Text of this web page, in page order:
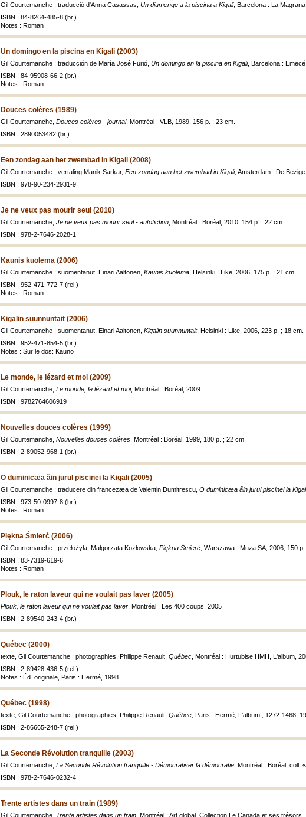
Gil Courtemanche ; traducció d'Anna Casassas, Un diumenge a la piscina a Kigali, Barcelona : La
ISBN : 84-8264-485-8 (br.)
Notes : Roman
Un domingo en la piscina en Kigali (2003)
Gil Courtemanche ; traducción de María José Furió, Un domingo en la piscina en Kigali, Barcelona :
ISBN : 84-95908-66-2 (br.)
Notes : Roman
Douces colères (1989)
Gil Courtemanche, Douces colères - journal, Montréal : VLB, 1989, 156 p. ; 23 cm.
ISBN : 2890053482 (br.)
Een zondag aan het zwembad in Kigali (2008)
Gil Courtemanche ; vertaling Manik Sarkar, Een zondag aan het zwembad in Kigali, Amsterdam : De
ISBN : 978-90-234-2931-9
Je ne veux pas mourir seul (2010)
Gil Courtemanche, Je ne veux pas mourir seul - autofiction , Montréal : Boréal, 2010, 154 p. ; 22 cm.
ISBN : 978-2-7646-2028-1
Kaunis kuolema (2006)
Gil Courtemanche ; suomentanut, Einari Aaltonen, Kaunis kuolema , Helsinki : Like, 2006, 175 p. ; 21 cm.
ISBN : 952-471-772-7 (rel.)
Notes : Roman
Kigalin suunnuntait (2006)
Gil Courtemanche ; suomentanut, Einari Aaltonen, Kigalin suunnuntait, Helsinki : Like, 2006, 223 p. ; 18 cm.
ISBN : 952-471-854-5 (br.)
Notes : Sur le dos: Kauno
Le monde, le lézard et moi (2009)
Gil Courtemanche, Le monde, le lézard et moi, Montréal : Boréal, 2009
ISBN : 9782764606919
Nouvelles douces colères (1999)
Gil Courtemanche, Nouvelles douces colères , Montréal : Boréal, 1999, 180 p. ; 22 cm.
ISBN : 2-89052-968-1 (br.)
O duminicæa ãin jurul piscinei la Kigali (2005)
Gil Courtemanche ; traducere din francezæa de Valentin Dumitrescu, O duminicæa ãin jurul piscinei la
ISBN : 973-50-0997-8 (br.)
Notes : Roman
Piękna Śmierć (2006)
Gil Courtemanche ; przełożyła, Małgorzata Kozłowska, Piękna Śmierć , Warszawa : Muza SA, 2006, 150 p.
ISBN : 83-7319-619-6
Notes : Roman
Plouk, le raton laveur qui ne voulait pas laver (2005)
Plouk, le raton laveur qui ne voulait pas laver , Montréal : Les 400 coups, 2005
ISBN : 2-89540-243-4 (br.)
Québec (2000)
texte, Gil Courtemanche ; photographies, Philippe Renault, Québec , Montréal : Hurtubise HMH, L'album,
ISBN : 2-89428-436-5 (rel.)
Notes : Éd. originale, Paris : Hermé, 1998
Québec (1998)
texte, Gil Courtemanche ; photographies, Philippe Renault, Québec , Paris : Hermé, L'album , 1272-1468,
ISBN : 2-86665-248-7 (rel.)
La Seconde Révolution tranquille (2003)
Gil Courtemanche, La Seconde Révolution tranquille - Démocratiser la démocratie , Montréal : Boréal, coll.
ISBN : 978-2-7646-0232-4
Trente artistes dans un train (1989)
Gil Courtemanche, Trente artistes dans un train , Montréal : Art global, Collection Le Canada et ses